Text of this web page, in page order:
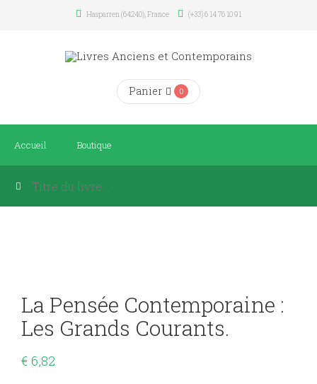
Hasparren (64240), France (+33) 6 14 76 10 91
Panier 0
Accueil Boutique
La Pensée Contemporaine :
Les Grands Courants.
€ 6,82